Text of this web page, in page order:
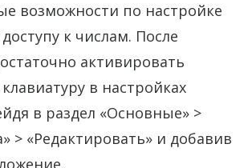
возможности по настройке
к числам. После
активировать
в настройках
в раздел «Основные» >
> «Редактировать» и добавив